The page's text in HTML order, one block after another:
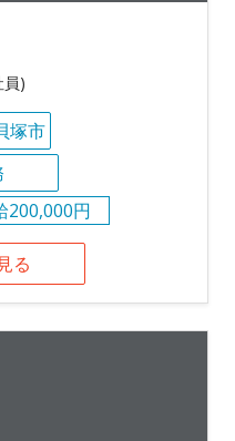
員)
塚市
200,000円
る